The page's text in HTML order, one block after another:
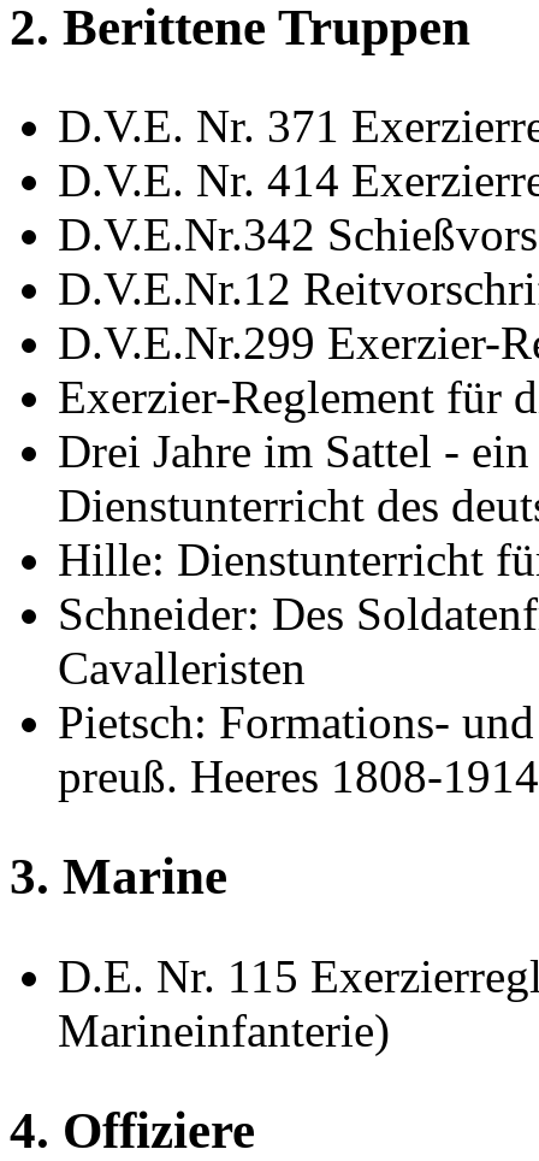
2. Berittene Truppen
D.V.E. Nr. 371
D.V.E. Nr. 414
D.V.E.Nr.342
D.V.E.Nr.12
D.V.E.Nr.299 Exerzier-
Exerzier-Reglement für
Drei Jahre im Sattel -
Dienstunterricht des
Hille: Dienstunterricht
Schneider: Des
Cavalleristen
Pietsch: Formations-
preuß. Heeres 1808-
3. Marine
D.E. Nr. 115
Marineinfanterie)
4. Offiziere